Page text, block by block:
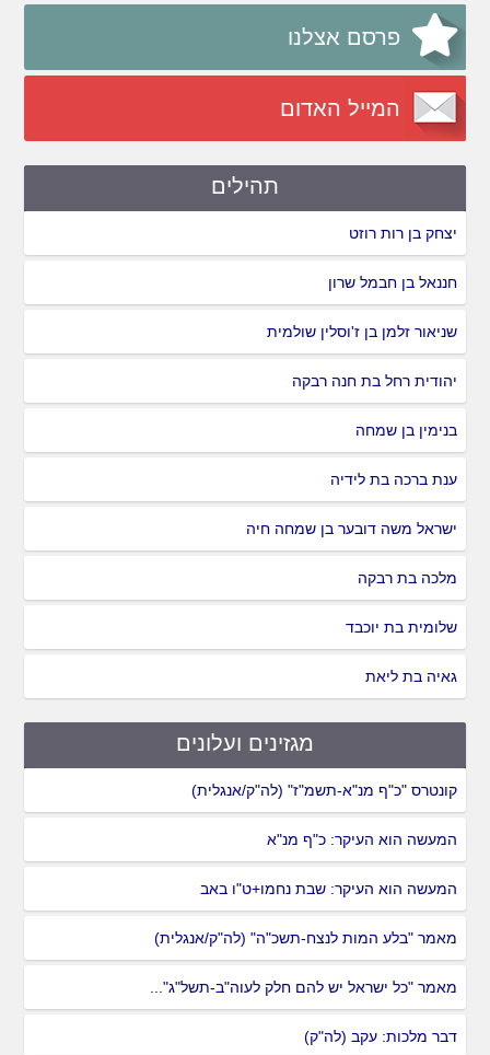
פרסם אצלנו
המייל האדום
תהילים
יצחק בן רות רוזט
חננאל בן חבמל שרון
שניאור זלמן בן ז'וסלין שולמית
יהודית רחל בת חנה רבקה
בנימין בן שמחה
ענת ברכה בת לידיה
ישראל משה דובער בן שמחה חיה
מלכה בת רבקה
שלומית בת יוכבד
גאיה בת ליאת
מגזינים ועלונים
קונטרס "כ"ף מנ"א-תשמ"ז" (לה"ק/אנגלית)
המעשה הוא העיקר: כ"ף מנ"א
המעשה הוא העיקר: שבת נחמו+ט"ו באב
מאמר "בלע המות לנצח-תשכ"ה" (לה"ק/אנגלית)
מאמר "כל ישראל יש להם חלק לעוה"ב-תשל"ג"...
דבר מלכות: עקב (לה"ק)